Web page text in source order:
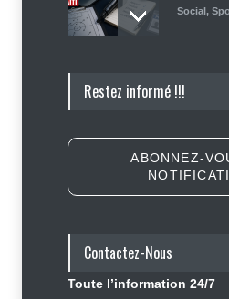
Social,
internes
Affaire
Restez informé !!!
ABONNEZ-
Contactez-Nous
Toute l’information 24/7